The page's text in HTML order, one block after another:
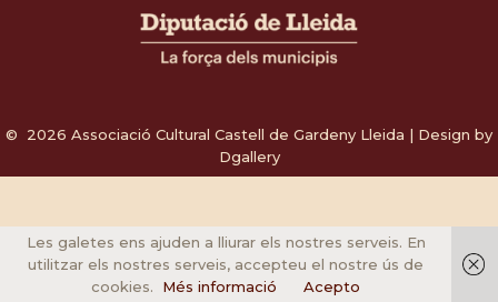
© 2026 Associació Cultural Castell de Gardeny Lleida | Design by
Dgallery
Les galetes ens ajuden a lliurar els nostres serveis. En
utilitzar els nostres serveis, accepteu el nostre ús de
cookies.
Més informació Acepto